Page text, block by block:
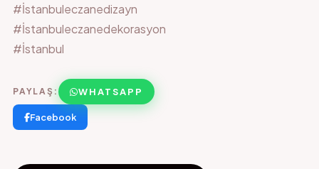
#İstanbuleczanedizayn
#İstanbuleczanedekorasyon
#İstanbul
PAYLAŞ: WHATSAPP
Facebook